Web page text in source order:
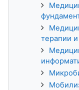
терапии